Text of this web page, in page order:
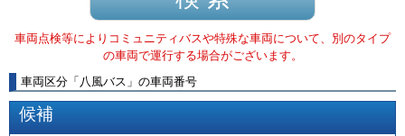
車両点検等によりコミュニティバスや特殊な車両について、別のタイプ
の車両で運行する場合がございます。
車両区分 「 八風バス 」 の車両番号
候補